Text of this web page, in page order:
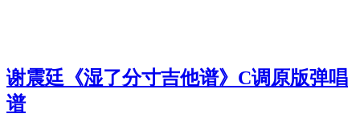
谢震廷《湿了分寸吉他谱》C调原版弹唱
谱